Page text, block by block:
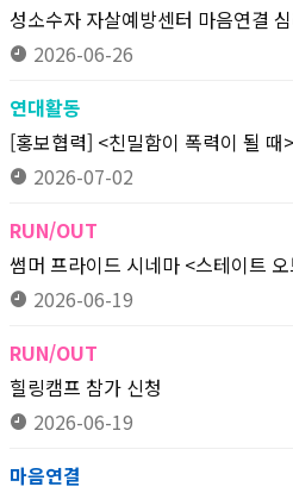
성소수자 자살예방센터 마음연결
2026-06-26
연대활동
[홍보협력] <친밀함이 폭력이 될 때
2026-07-02
RUN/OUT
썸머 프라이드 시네마 <스테이트
2026-06-19
RUN/OUT
힐링캠프 참가 신청
2026-06-19
마음연결